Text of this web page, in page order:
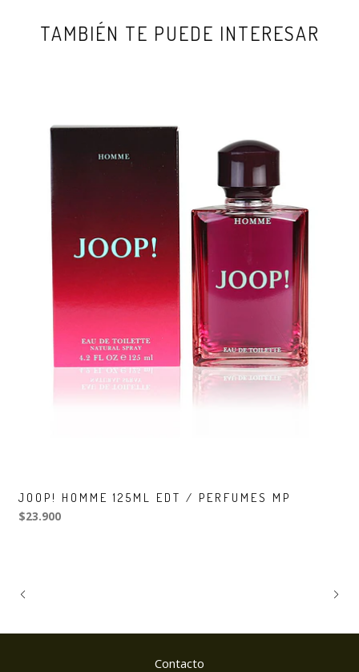
TAMBIÉN TE PUEDE INTERESAR
JOOP! HOMME 125ML EDT / PERFUMES MP
$23.900
Contacto